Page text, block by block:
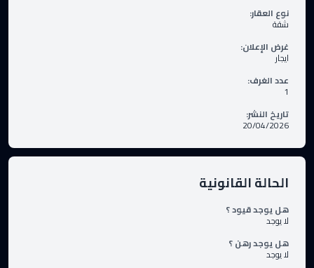
نوع العقار:
شقة
غرض الإعلان:
ايجار
عدد الغرف:
1
تاريخ النشر:
20/04/2026
الحالة القانونية
هل يوجد قيود ؟
لا يوجد
هل يوجد رهن ؟
لا يوجد